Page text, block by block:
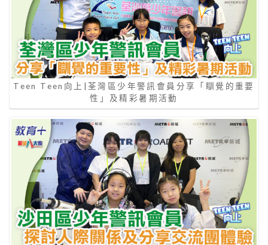
Teen Teen向上|荃灣區少年警訊會員分享「瞓覺的重要
性」及精彩暑期活動